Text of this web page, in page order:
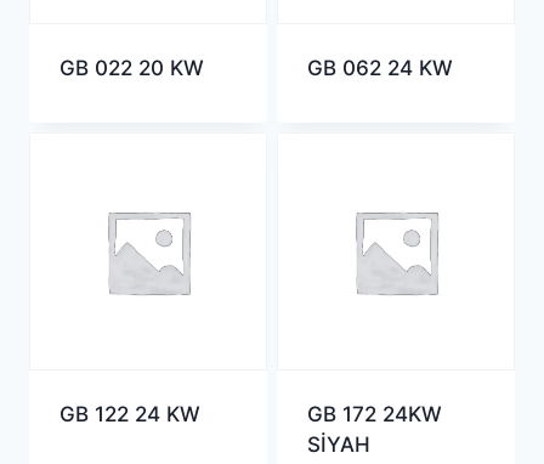
GB 022 20 KW GB 062 24 KW
GB 122 24 KW
GB 172 24KW
SİYAH